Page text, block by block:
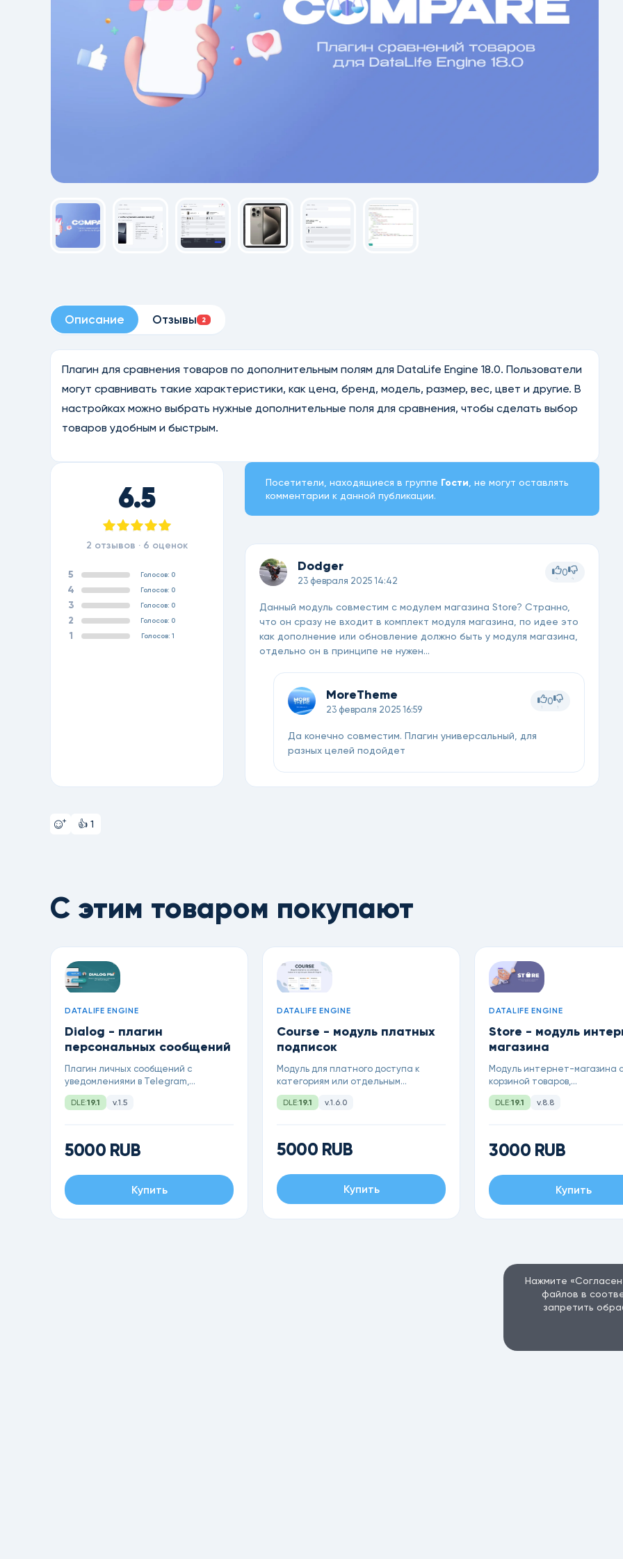
Описание Отзывы 2
Плагин для сравнения товаров по дополнительным полям для DataLife Engine 18.0. Пользователи
могут сравнивать такие характеристики, как цена, бренд, модель, размер, вес, цвет и другие. В
настройках можно выбрать нужные дополнительные поля для сравнения, чтобы сделать выбор
товаров удобным и быстрым.
6.5
2 отзывов · 6 оценок
5 Голосов: 0
4 Голосов: 0
3 Голосов: 0
2 Голосов: 0
1 Голосов: 1
Посетители, находящиеся в группе Гости, не могут оставлять
комментарии к данной публикации.
Dodger
23 февраля 2025 14:42 4 0 4
Данный модуль совместим с модулем магазина Store? Странно,
что он сразу не входит в комплект модуля магазина, по идее это
как дополнение или обновление должно быть у модуля магазина,
отдельно он в принципе не нужен...
MoreTheme
23 февраля 2025 16:59 1 0 1
Да конечно совместим. Плагин универсальный, для
разных целей подойдет
👍 1
С этим товаром покупают
DATALIFE ENGINE
Dialog - плагин
персональных сообщений
Плагин личных сообщений с
уведомлениями в Telegram,
функцией совместной переписки
через ссылку и современным
DLE:19.1 v.1.5
5000 RUB
Купить
DATALIFE ENGINE
Course - модуль платных
подписок
Модуль для платного доступа к
категориям или отдельным
новостям. Продавайте
автоматически курсы или файлы на
DLE:19.1 v.1.6.0
5000 RUB
Купить
DATALIFE ENGINE
Store - модуль
магазина
Модуль интернет-магазина с
корзиной товаров,
характеристиками,
оплатой, промо-кодами,
DLE:19.1 v.8.8
3000 RUB
Купить
Нажмите
файлов в
запретить